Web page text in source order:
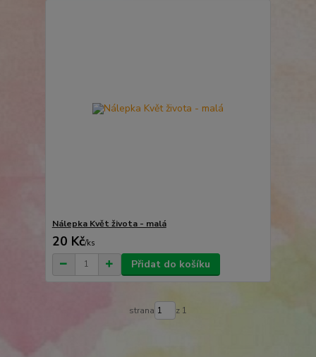
Nálepka Květ života - malá
20 Kč/ks
Přidat do košíku
strana z 1